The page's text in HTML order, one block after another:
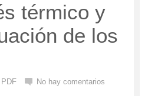
térmico y
de los
No hay comentarios